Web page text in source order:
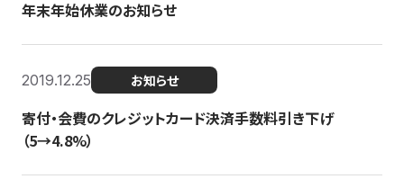
年末年始休業のお知らせ
2019.12.25 お知らせ
寄付・会費のクレジットカード決済手数料引き下げ
（5→4.8%）